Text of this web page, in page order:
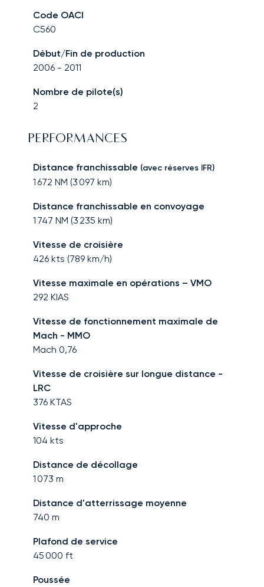
Code OACI
C560
Début/Fin de production
2006 - 2011
Nombre de pilote(s)
2
PERFORMANCES
Distance franchissable (avec réserves IFR)
1 672 NM (3 097 km)
Distance franchissable en convoyage
1 747 NM (3 235 km)
Vitesse de croisière
426 kts (789 km/h)
Vitesse maximale en opérations – VMO
292 KIAS
Vitesse de fonctionnement maximale de
Mach - MMO
Mach 0,76
Vitesse de croisière sur longue distance -
LRC
376 KTAS
Vitesse d'approche
104 kts
Distance de décollage
1 073 m
Distance d'atterrissage moyenne
740 m
Plafond de service
45 000 ft
Poussée